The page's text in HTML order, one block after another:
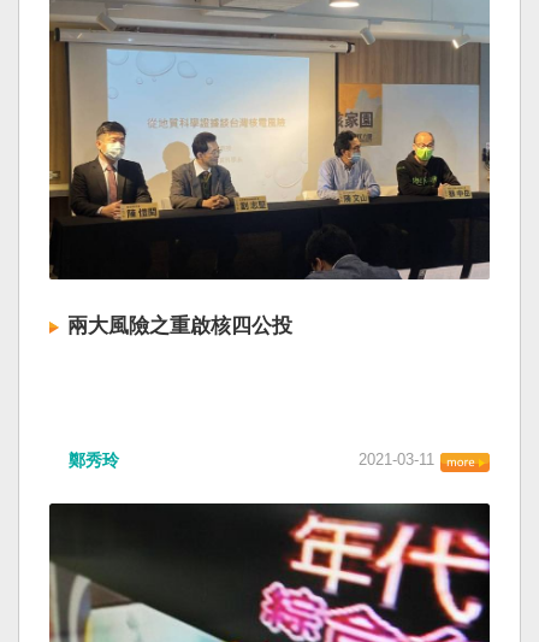
兩大風險之重啟核四公投
鄭秀玲 2021-03-11